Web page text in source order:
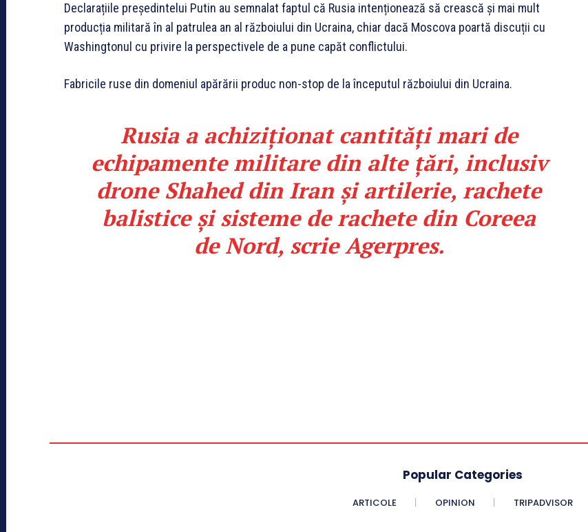
Declarațiile președintelui Putin au semnalat faptul că Rusia intenționează să crească și mai mult
producția militară în al patrulea an al războiului din Ucraina, chiar dacă Moscova poartă discuții cu
Washingtonul cu privire la perspectivele de a pune capăt conflictului.
Fabricile ruse din domeniul apărării produc non-stop de la începutul războiului din Ucraina.
Rusia a achiziționat cantități mari de
echipamente militare din alte țări, inclusiv
drone Shahed din Iran și artilerie, rachete
balistice și sisteme de rachete din Coreea
de Nord, scrie Agerpres.
Popular Categories
ARTICOLE OPINION TRIPADVISOR